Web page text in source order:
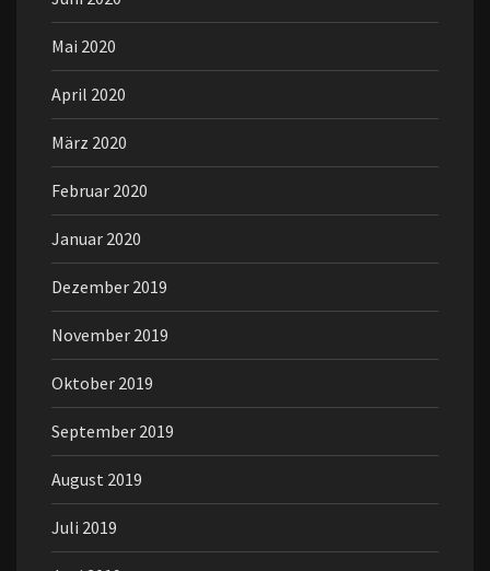
Mai 2020
April 2020
März 2020
Februar 2020
Januar 2020
Dezember 2019
November 2019
Oktober 2019
September 2019
August 2019
Juli 2019